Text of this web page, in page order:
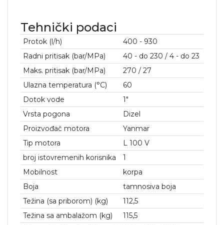
Tehnički podaci
Protok (l/h)
400 - 930
Radni pritisak (bar/MPa)
40 - do 230 / 4 - do 23
Maks. pritisak (bar/MPa)
270 / 27
Ulazna temperatura (°C)
60
Dotok vode
1″
Vrsta pogona
Dizel
Proizvođač motora
Yanmar
Tip motora
L 100 V
broj istovremenih korisnika
1
Mobilnost
korpa
Boja
tamnosiva boja
Težina (sa priborom) (kg)
112,5
Težina sa ambalažom (kg)
115,5